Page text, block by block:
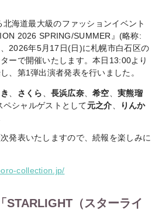
海道最大級のファッションイベント
2026 SPRING/SUMMER』(略称:
、2026年5月17日(日)に札幌市白石区の
ーで開催いたします。本日13:00より
、第1弾出演者発表を行いました。
さくら 長浜広奈、希空 、実熊瑠
ペシャルゲストとして 元之介
りんか
発表いたしますので、続報を楽しみに
collection.jp/
STARLIGHT（スターライ